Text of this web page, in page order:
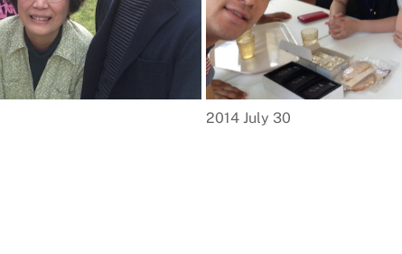
2014 July 30